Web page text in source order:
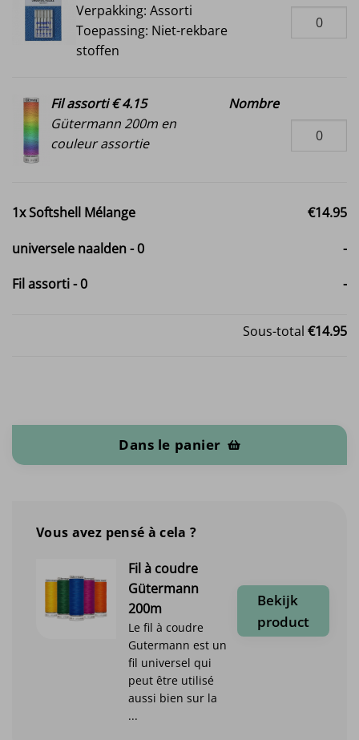
Verpakking: Assorti
Toepassing: Niet-rekbare
stoffen
Fil assorti € 4.15
Gütermann 200m en
couleur assortie
Nombre
1xSoftshell Mélange €14.95
universele naalden-0 -
Fil assorti-0 -
Sous-total €14.95
Dans le panier
Vous avez pensé à cela ?
Fil à coudre
Gütermann
200m
Le fil à coudre
Gutermann est un
fil universel qui
peut être utilisé
aussi bien sur la
...
Bekijk
product